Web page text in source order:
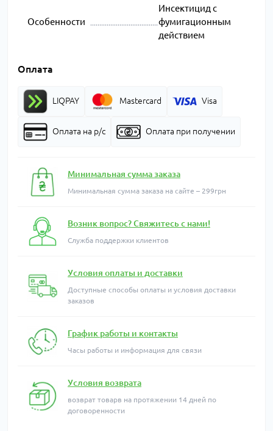
Особенности
Инсектицид с
фумигационным
действием
Оплата
LIQPAY Mastercard Visa
Оплата на р/с Оплата при получении
Минимальная сумма заказа
Минимальная сумма заказа на сайте – 299грн
Возник вопрос? Свяжитесь с нами!
Служба поддержки клиентов
Условия оплаты и доставки
Доступные способы оплаты и условия доставки
заказов
График работы и контакты
Часы работы и информация для связи
Условия возврата
возврат товарв на протяжении 14 дней по
договоренности